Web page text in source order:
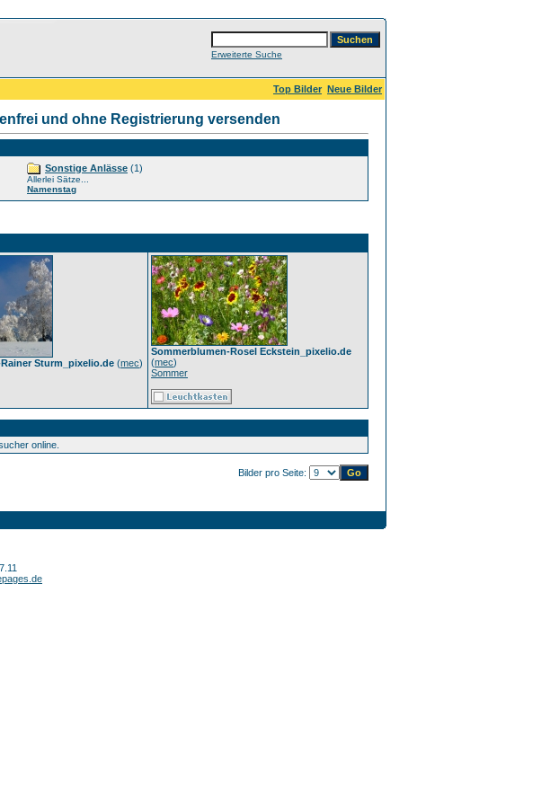
Erweiterte Suche
Top Bilder Neue Bilder
und ohne Registrierung versenden
Sonstige Anlässe (1)
Allerlei Sätze...
Namenstag
Sturm_pixelio.de (mec)
Sommerblumen-Rosel Eckstein_pixelio.de
(mec)
Sommer
online.
Bilder pro Seite: